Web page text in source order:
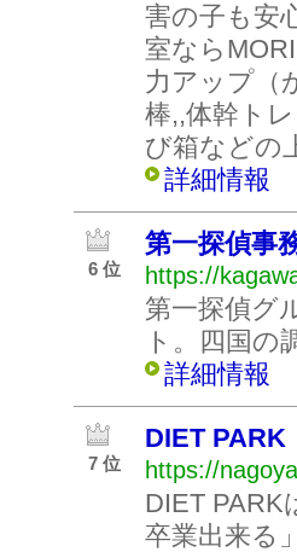
害の子も安
室なら
力アップ（
棒,,体幹ト
び箱などの
詳細情報
6 位
第一探偵事
https://
第一探偵グ
ト。四国の
詳細情報
7 位
DIET PARK
https://
DIET PARK
卒業出来る